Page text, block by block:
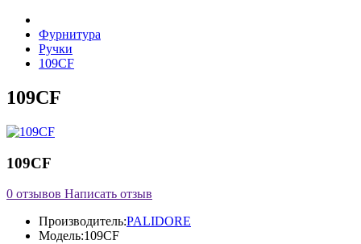
Фурнитура
Ручки
109CF
109CF
109CF
0 отзывов Написать отзыв
Производитель:PALIDORE
Модель:109CF